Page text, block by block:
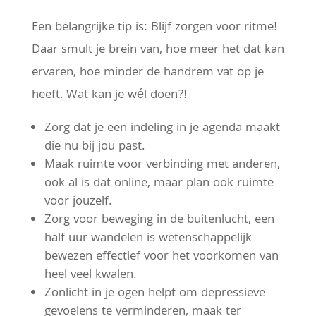
Een belangrijke tip is: Blijf zorgen voor ritme!
Daar smult je brein van, hoe meer het dat kan
ervaren, hoe minder de handrem vat op je
heeft. Wat kan je wél doen?!
Zorg dat je een indeling in je agenda maakt
die nu bij jou past.
Maak ruimte voor verbinding met anderen,
ook al is dat online, maar plan ook ruimte
voor jouzelf.
Zorg voor beweging in de buitenlucht, een
half uur wandelen is wetenschappelijk
bewezen effectief voor het voorkomen van
heel veel kwalen.
Zonlicht in je ogen helpt om depressieve